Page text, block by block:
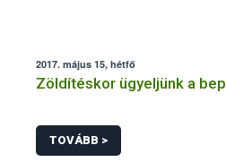
2017. május 15, hétfő
Zöldítéskor ügyeljünk a
TOVÁBB >